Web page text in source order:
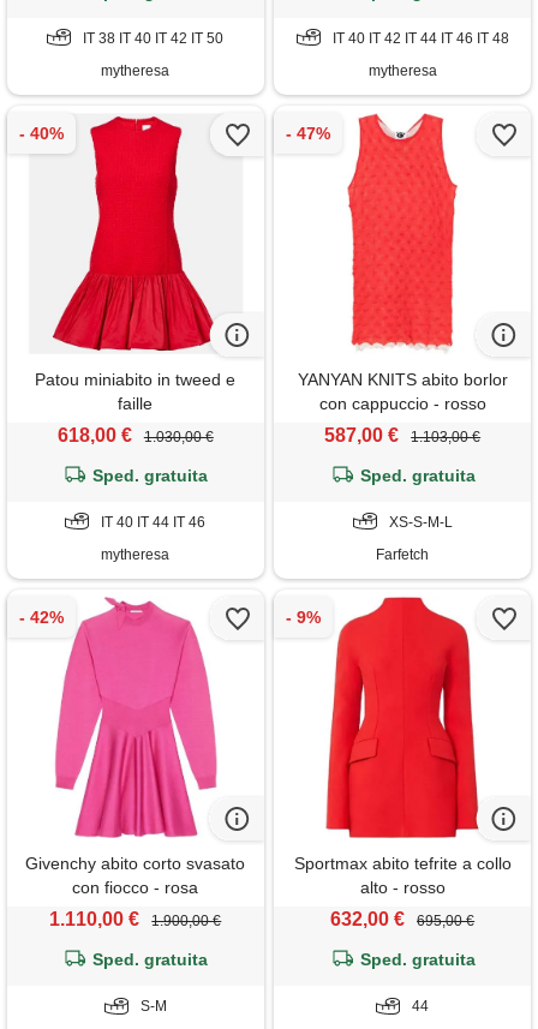
IT 38 IT 40 IT 42 IT 50
mytheresa
IT 40 IT 42 IT 44 IT 46 IT 48
mytheresa
Patou miniabito in tweed e
faille
618,00 € 1.030,00 €
Sped. gratuita
IT 40 IT 44 IT 46
mytheresa
YANYAN KNITS abito borlor
con cappuccio - rosso
587,00 € 1.103,00 €
Sped. gratuita
XS-S-M-L
Farfetch
Givenchy abito corto svasato
con fiocco - rosa
1.110,00 € 1.900,00 €
Sped. gratuita
S-M
Sportmax abito tefrite a collo
alto - rosso
632,00 € 695,00 €
Sped. gratuita
44